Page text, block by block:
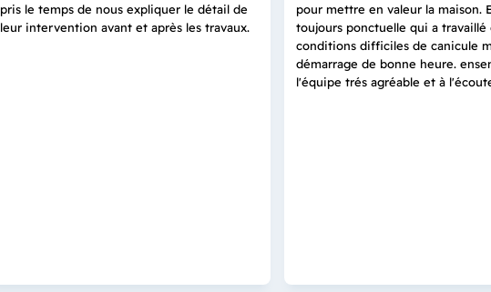
pris le temps de nous expliquer le détail de
leur intervention avant et après les travaux.
pour mettre en valeur la maison.
toujours ponctuelle qui a travaillé
conditions difficiles de canicule
démarrage de bonne heure.
l'équipe trés agréable et à